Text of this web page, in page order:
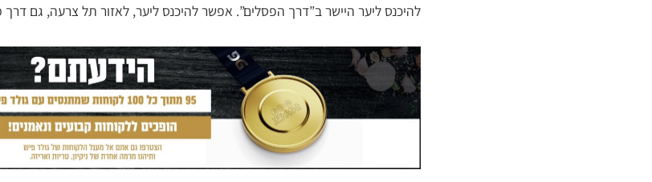
להיכנס ליער היישר ב”דרך הפסלים”. אפשר להיכנס ליער, לאזור תל צרעה, גם